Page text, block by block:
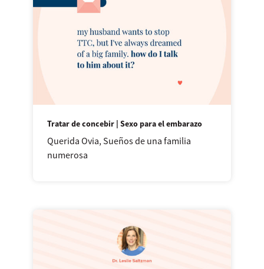
Tratar de concebir | Sexo para el embarazo
Querida Ovia, Sueños de una familia
numerosa